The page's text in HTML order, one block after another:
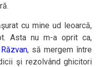
cu mine ud leoarcă,
Asta nu m-a oprit ca,
Răzvan, să mergem între
şi rezolvând ghicitori